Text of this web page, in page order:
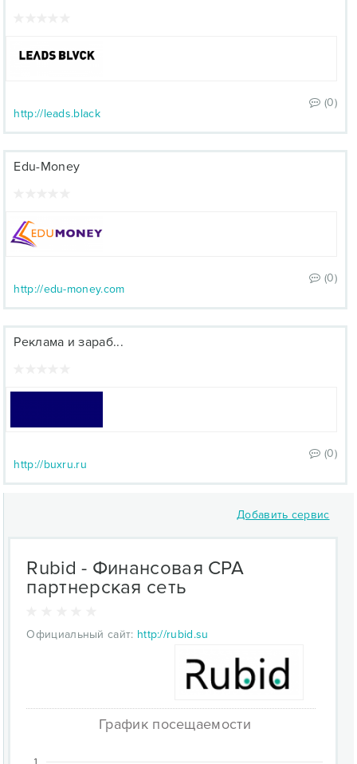
(0)
http://leads.black
Edu-Money
(0)
http://edu-money.com
Реклама и зараб...
(0)
http://buxru.ru
Добавить сервис
Rubid - Финансовая CPA
партнерская сеть
Официальный сайт: http://rubid.su
График посещаемости
1